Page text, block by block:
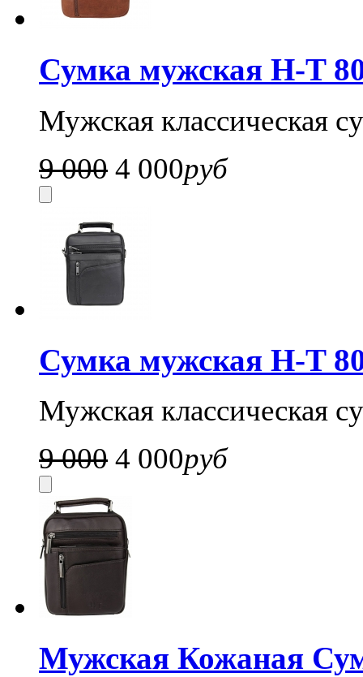
Сумка мужская H-T
Мужская классическая
9 000 4 000руб
Сумка мужская H-T
Мужская классическая
9 000 4 000руб
Мужская Кожаная